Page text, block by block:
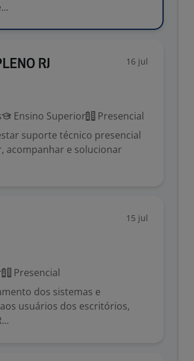
RJ 16 jul
Ensino Superior
Presencial
suporte técnico presencial
acompanhar e solucionar
15 jul
Presencial
dos sistemas e
usuários dos escritórios,